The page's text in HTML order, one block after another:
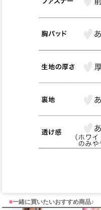
■一緒に買いたいおすすめ商品♪